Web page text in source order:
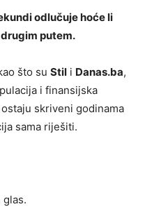
odlučuje hoće li
putem.
što su Stil i Danas.ba,
i finansijska
skriveni godinama
sama riješiti.
glas.